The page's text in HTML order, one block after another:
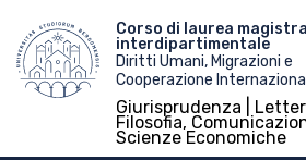
contenuto
principale
Menu
top
Corso di laurea
interdipartimentale
Diritti Umani, Migrazioni e
Cooperazione
Giurisprudenza |
Filosofia,
Scienze Economiche